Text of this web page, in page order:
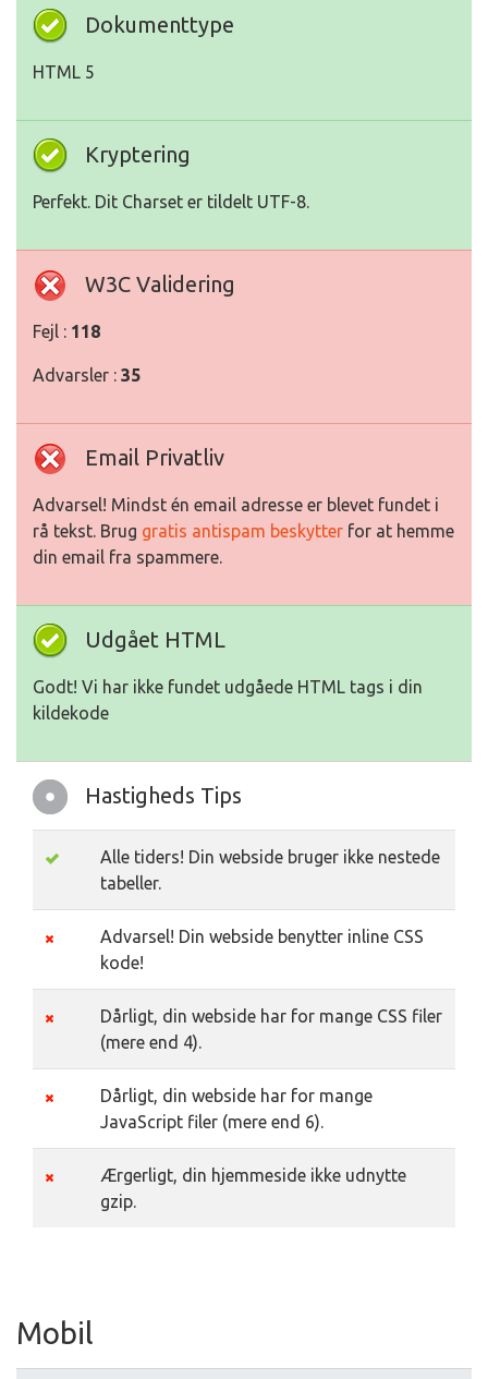
Dokumenttype
HTML 5
Kryptering
Perfekt. Dit Charset er tildelt UTF-8.
W3C Validering
Fejl : 118
Advarsler : 35
Email Privatliv
Advarsel! Mindst én email adresse er blevet fundet i
rå tekst. Brug gratis antispam beskytter for at hemme
din email fra spammere.
Udgået HTML
Godt! Vi har ikke fundet udgåede HTML tags i din
kildekode
Hastigheds Tips
Alle tiders! Din webside bruger ikke nestede
tabeller.
Advarsel! Din webside benytter inline CSS
kode!
Dårligt, din webside har for mange CSS filer
(mere end 4).
Dårligt, din webside har for mange
JavaScript filer (mere end 6).
Ærgerligt, din hjemmeside ikke udnytte
gzip.
Mobil